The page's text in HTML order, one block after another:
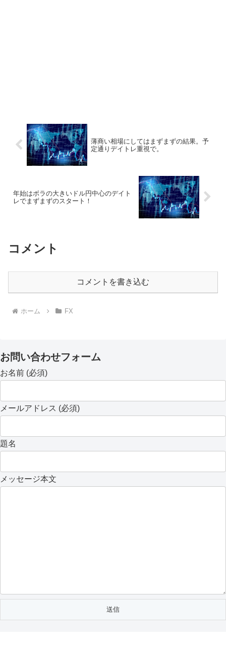
薄商い相場にしてはまずまずの結果。予
定通りデイトレ重視で。
年始はボラの大きいドル円中心のデイト
レでまずまずのスタート！
コメント
コメントを書き込む
ホーム FX
お問い合わせフォーム
お名前 (必須)
メールアドレス (必須)
題名
メッセージ本文